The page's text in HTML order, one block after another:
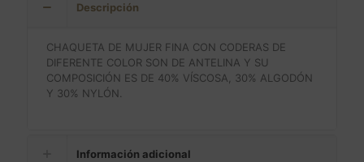
Descripción
CHAQUETA DE MUJER FINA CON CODERAS DE
DIFERENTE COLOR SON DE ANTELINA Y SU
COMPOSICIÓN ES DE 40% VÍSCOSA, 30% ALGODÓN
Y 30% NYLÓN.
Información adicional